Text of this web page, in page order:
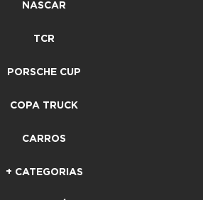
NASCAR
TCR
PORSCHE CUP
COPA TRUCK
CARROS
+ CATEGORIAS